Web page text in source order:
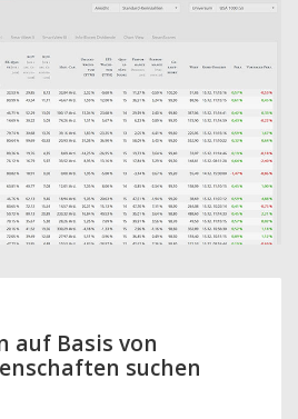
auf Basis von
suchen